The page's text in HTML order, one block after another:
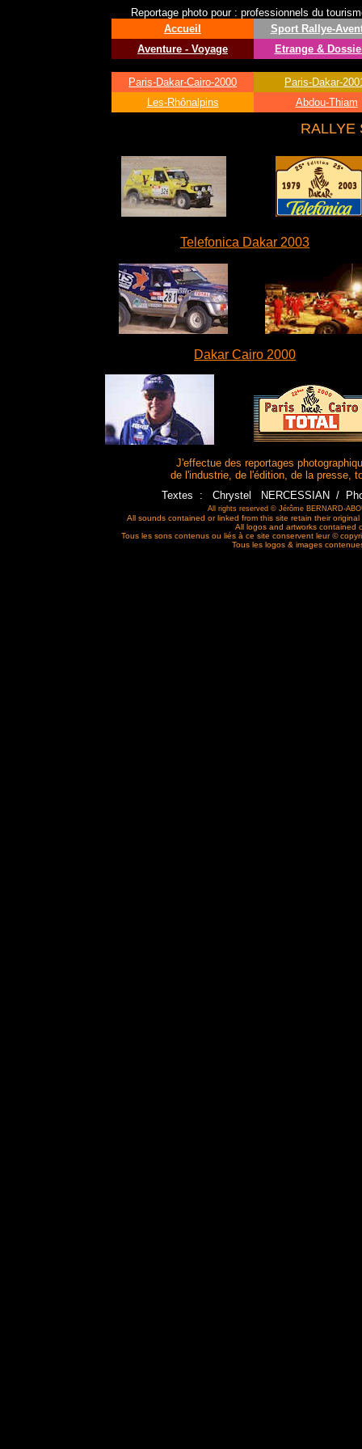
Reportage photo pour : professionnels du
Accueil
Aventure - Voyage
Sport Rallye-
Etrange &
Paris-Dakar-Cairo-2000
Les-Rhônalpins
Paris-Dakar-
Abdou-Thiam
RALLYE
Telefonica Dakar 2003
Dakar Cairo 2000
J'effectue des reportages
de l'industrie, de l'édition, de la presse,
Textes : Chrystel NERCESSIAN /
All rights reserved © Jérôme BERNARD-
All sounds contained or linked from this site retain their original
All logos and artworks contained
Tous les sons contenus ou liés à ce site conservent leur©
Tous les logos & images